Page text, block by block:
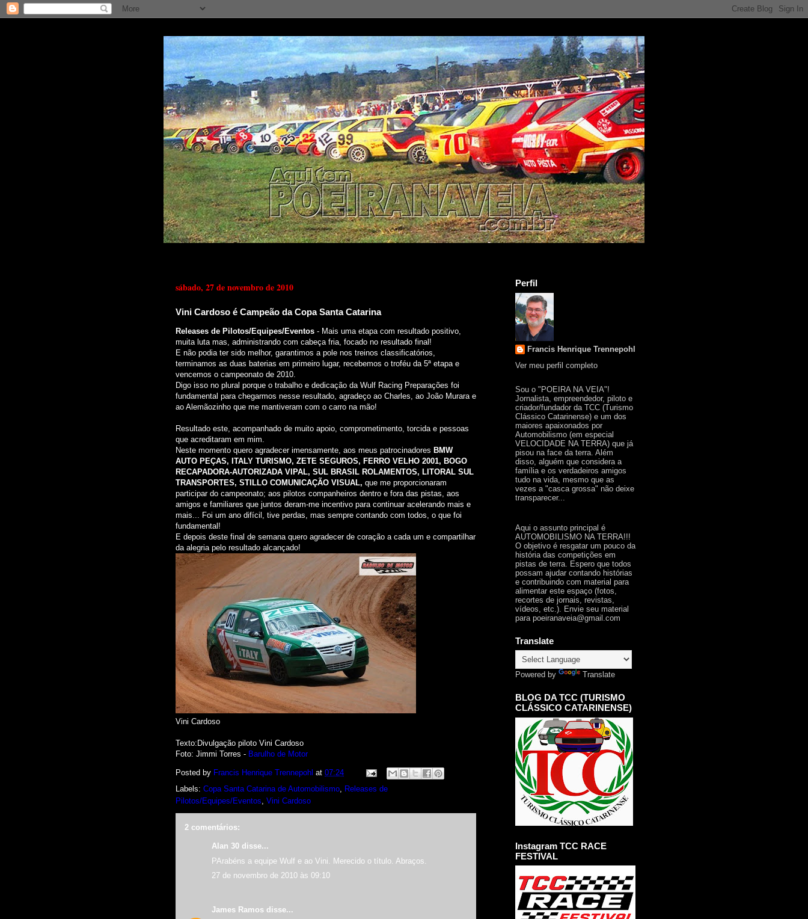
sábado, 27 de novembro de 2010
Vini Cardoso é Campeão da Copa Santa Catarina
Releases de Pilotos/Equipes/Eventos - Mais uma etapa com resultado positivo,
muita luta mas, administrando com cabeça fria, focado no resultado final!
E não podia ter sido melhor, garantimos a pole nos treinos classificatórios,
terminamos as duas baterias em primeiro lugar, recebemos o troféu da 5ª etapa e
vencemos o campeonato de 2010.
Digo isso no plural porque o trabalho e dedicação da Wulf Racing Preparações foi
fundamental para chegarmos nesse resultado, agradeço ao Charles, ao João Murara e
ao Alemãozinho que me mantiveram com o carro na mão!
Resultado este, acompanhado de muito apoio, comprometimento, torcida e pessoas
que acreditaram em mim.
Neste momento quero agradecer imensamente, aos meus patrocinadores BMW
AUTO PEÇAS, ITALY TURISMO, ZETE SEGUROS, FERRO VELHO 2001, BOGO
RECAPADORA-AUTORIZADA VIPAL, SUL BRASIL ROLAMENTOS, LITORAL SUL
TRANSPORTES, STILLO COMUNICAÇÃO VISUAL, que me proporcionaram
participar do campeonato; aos pilotos companheiros dentro e fora das pistas, aos
amigos e familiares que juntos deram-me incentivo para continuar acelerando mais e
mais... Foi um ano difícil, tive perdas, mas sempre contando com todos, o que foi
fundamental!
E depois deste final de semana quero agradecer de coração a cada um e compartilhar
da alegria pelo resultado alcançado!
Vini Cardoso
Texto:Divulgação piloto Vini Cardoso
Foto: Jimmi Torres - Barulho de Motor
Posted by Francis Henrique Trennepohl at 07:24
Labels: Copa Santa Catarina de Automobilismo, Releases de
Pilotos/Equipes/Eventos, Vini Cardoso
2 comentários:
Alan 30 disse...
PArabéns a equipe Wulf e ao Vini. Merecido o título. Abraços.
27 de novembro de 2010 às 09:10
James Ramos disse...
Perfil
Francis Henrique Trennepohl
Ver meu perfil completo
Sou o "POEIRA NA VEIA"!
Jornalista, empreendedor, piloto e
criador/fundador da TCC (Turismo
Clássico Catarinense) e um dos
maiores apaixonados por
Automobilismo (em especial
VELOCIDADE NA TERRA) que já
pisou na face da terra. Além
disso, alguém que considera a
família e os verdadeiros amigos
tudo na vida, mesmo que as
vezes a "casca grossa" não deixe
transparecer...
Aqui o assunto principal é
AUTOMOBILISMO NA TERRA!!!
O objetivo é resgatar um pouco da
história das competições em
pistas de terra. Espero que todos
possam ajudar contando histórias
e contribuindo com material para
alimentar este espaço (fotos,
recortes de jornais, revistas,
vídeos, etc.). Envie seu material
para poeiranaveia@gmail.com
Translate
Powered by Translate
BLOG DA TCC (TURISMO
CLÁSSICO CATARINENSE)
Instagram TCC RACE
FESTIVAL